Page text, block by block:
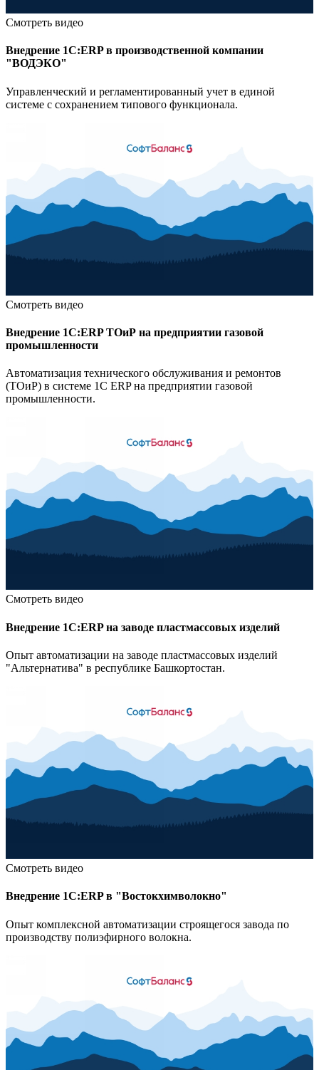
Смотреть видео
Внедрение 1С:ERP в производственной компании
"ВОДЭКО"
Управленческий и регламентированный учет в единой
системе с сохранением типового функционала.
Смотреть видео
Внедрение 1С:ERP ТОиР на предприятии газовой
промышленности
Автоматизация технического обслуживания и ремонтов
(ТОиР) в системе 1С ERP на предприятии газовой
промышленности.
Смотреть видео
Внедрение 1С:ERP на заводе пластмассовых изделий
Опыт автоматизации на заводе пластмассовых изделий
"Альтернатива" в республике Башкортостан.
Смотреть видео
Внедрение 1С:ERP в "Востокхимволокно"
Опыт комплексной автоматизации строящегося завода по
производству полиэфирного волокна.